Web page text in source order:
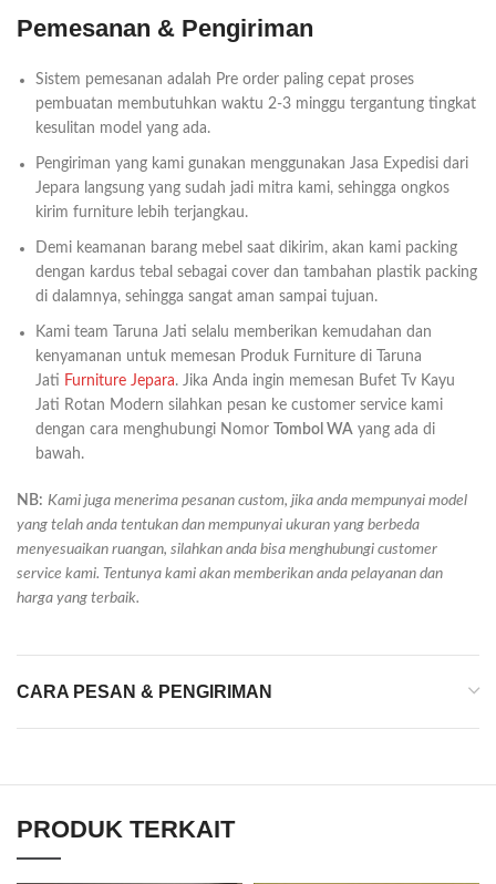
Pemesanan & Pengiriman
Sistem pemesanan adalah Pre order paling cepat proses
pembuatan membutuhkan waktu 2-3 minggu tergantung tingkat
kesulitan model yang ada.
Pengiriman yang kami gunakan menggunakan Jasa Expedisi dari
Jepara langsung yang sudah jadi mitra kami, sehingga ongkos
kirim furniture lebih terjangkau.
Demi keamanan barang mebel saat dikirim, akan kami packing
dengan kardus tebal sebagai cover dan tambahan plastik packing
di dalamnya, sehingga sangat aman sampai tujuan.
Kami team Taruna Jati selalu memberikan kemudahan dan
kenyamanan untuk memesan Produk Furniture di Taruna
Jati Furniture Jepara. Jika Anda ingin memesan Bufet Tv Kayu
Jati Rotan Modern silahkan pesan ke customer service kami
dengan cara menghubungi Nomor Tombol WA yang ada di
bawah.
NB: Kami juga menerima pesanan custom, jika anda mempunyai model
yang telah anda tentukan dan mempunyai ukuran yang berbeda
menyesuaikan ruangan, silahkan anda bisa menghubungi customer
service kami. Tentunya kami akan memberikan anda pelayanan dan
harga yang terbaik.
CARA PESAN & PENGIRIMAN
PRODUK TERKAIT